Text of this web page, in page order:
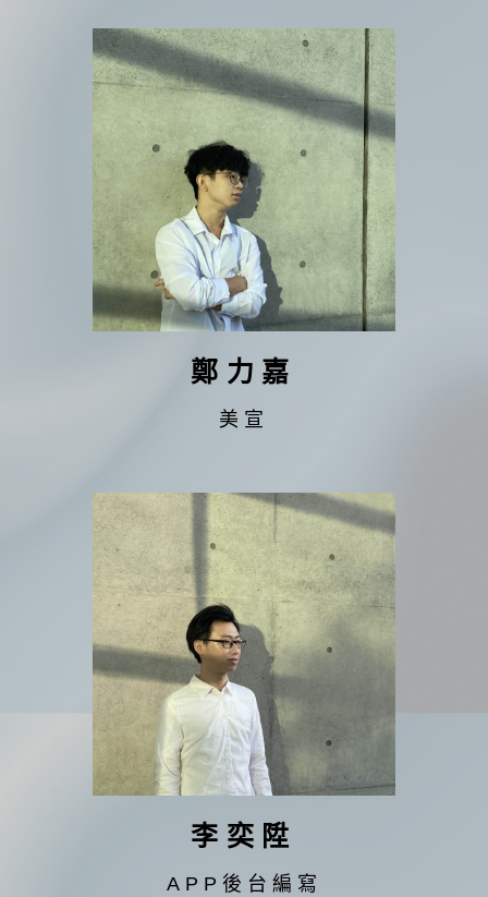
鄭力嘉
美宣
李奕陞
APP後台編寫